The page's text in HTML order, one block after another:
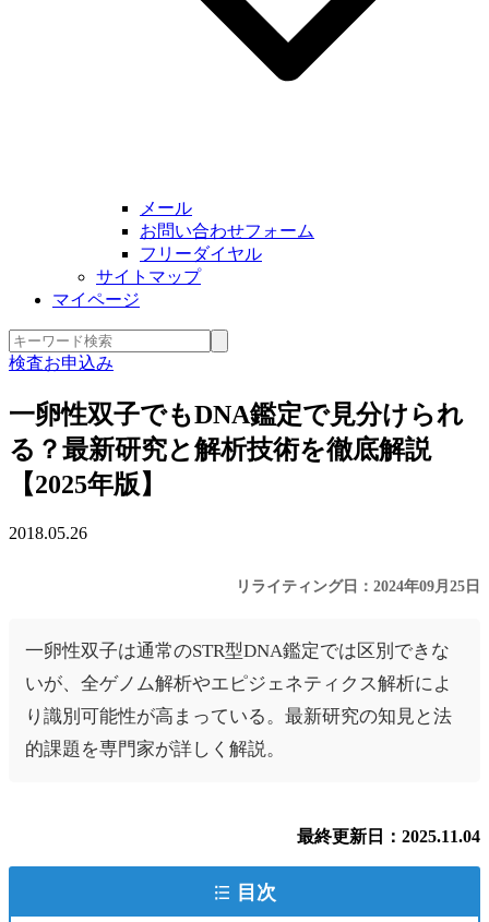
メール
お問い合わせフォーム
フリーダイヤル
サイトマップ
マイページ
検査お申込み
一卵性双子でもDNA鑑定で見分けられ
る？最新研究と解析技術を徹底解説
【2025年版】
2018.05.26
リライティング日：2024年09月25日
一卵性双子は通常のSTR型DNA鑑定では区別できな
いが、全ゲノム解析やエピジェネティクス解析によ
り識別可能性が高まっている。最新研究の知見と法
的課題を専門家が詳しく解説。
最終更新日：2025.11.04
目次